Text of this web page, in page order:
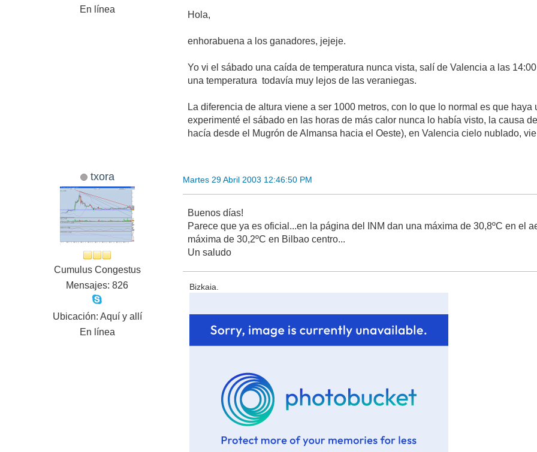
En línea
Hola,
enhorabuena a los ganadores, jejeje.
Yo vi el sábado una caída de temperatura nunca vista, salí de Valencia a las
una temperatura todavía muy lejos de las veraniegas.
La diferencia de altura viene a ser 1000 metros, con lo que lo normal es que haya
experimenté el sábado en las horas de más calor nunca lo había visto, la causa
hacía desde el Mugrón de Almansa hacia el Oeste), en Valencia cielo nublado,
txora
Cumulus Congestus
Mensajes: 826
Ubicación: Aquí y allí
En línea
Martes 29 Abril 2003 12:46:50 PM
Buenos días!
Parece que ya es oficial...en la página del INM dan una máxima de 30,8ºC en el
máxima de 30,2ºC en Bilbao centro...
Un saludo
Bizkaia.